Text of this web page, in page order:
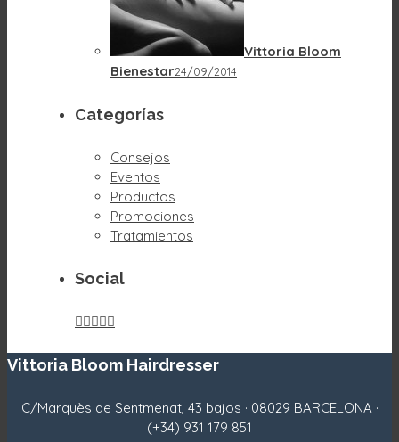
Vittoria Bloom
Bienestar24/09/2014
Categorías
Consejos
Eventos
Productos
Promociones
Tratamientos
Social

Vittoria Bloom Hairdresser
C/Marquès de Sentmenat, 43 bajos · 08029 BARCELONA ·
(+34) 931 179 851